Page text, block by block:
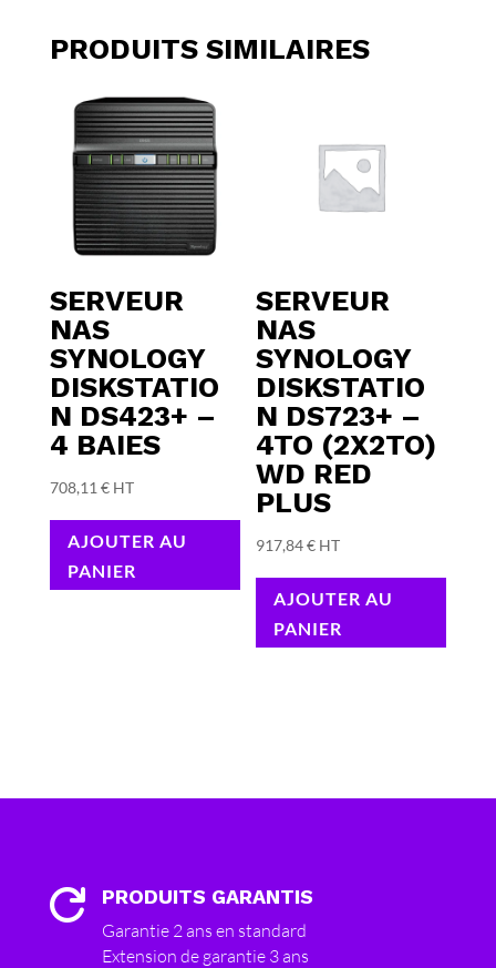
PRODUITS SIMILAIRES
SERVEUR
NAS
SYNOLOGY
DISKSTATIO
N DS423+ –
4 BAIES
708,11 € HT
AJOUTER AU
PANIER
SERVEUR
NAS
SYNOLOGY
DISKSTATIO
N DS723+ –
4TO (2X2TO)
WD RED
PLUS
917,84€ HT
AJOUTER AU
PANIER
 PRODUITS GARANTIS
Garantie 2 ans en standard
Extension de garantie 3 ans